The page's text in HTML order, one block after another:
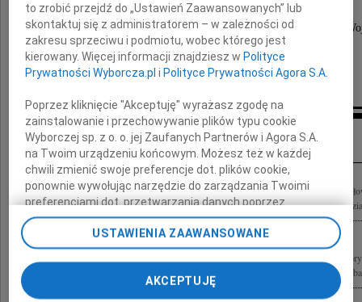
Pożegnanie i pogrzeb odbędą się
16 czerwca 2025 roku o godzinie 10.00 na Powązkach
Dorota Duchnowska
Kondolencje
W dniu 6 czerwca 2025 roku w wieku 65 lat odszedł od nas nasz Wielki i
Żegnaj Janiu na zawsze pozostaniesz w naszych sercach i pamięci! Bellissima,
Z głębokim żalem żegnamy naszego Kochanego Przyjaciela Janka Butkiewicza
wcześnie, zostawiając nas w głębokim poruszeniu, smutku i zadumie. Będzie nam
to zrobić przejdź do „Ustawień Zaawansowanych” lub
skontaktuj się z administratorem – w zależności od
zakresu sprzeciwu i podmiotu, wobec którego jest
kierowany. Więcej informacji znajdziesz w Polityce
Prywatności Wyborcza.pl i Polityce Prywatności Agora S.A.
Poprzez kliknięcie "Akceptuję" wyrażasz zgodę na
zainstalowanie i przechowywanie plików typu cookie
Wyborczej sp. z o. o. jej Zaufanych Partnerów i Agora S.A.
na Twoim urządzeniu końcowym. Możesz też w każdej
chwili zmienić swoje preferencje dot. plików cookie,
ponownie wywołując narzędzie do zarządzania Twoimi
preferencjami dot. przetwarzania danych poprzez
odnośnik „Ustawienia prywatności” w stopce serwisu i
przechodząc do sekcji „Ustawienia zaawansowane”.
Zmiana ustawień plików cookie możliwa jest także za
pomocą ustawień przeglądarki.
My, nasi Zaufani Partnerzy i Agora S.A. możemy
USTAWIENIA ZAAWANSOWANE
AKCEPTUJĘ